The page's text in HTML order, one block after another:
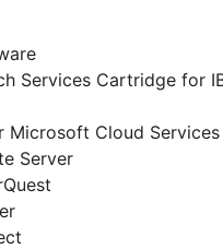
Services Cartridge for
Microsoft Cloud Services
Server